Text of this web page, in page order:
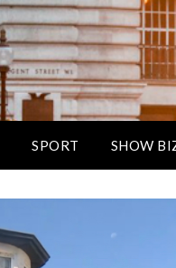
SPORT SHOW